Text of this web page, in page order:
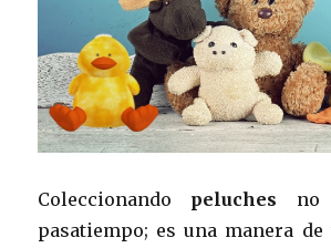
Coleccionando peluches no
pasatiempo; es una manera